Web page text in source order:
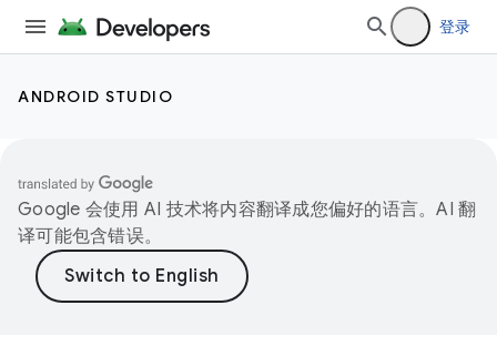
登录
ANDROID STUDIO
Google 会使用 AI 技术将内容翻译成您偏好的语言。AI 翻
译可能包含错误。